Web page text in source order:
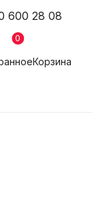
600 28 08
0
Корзина